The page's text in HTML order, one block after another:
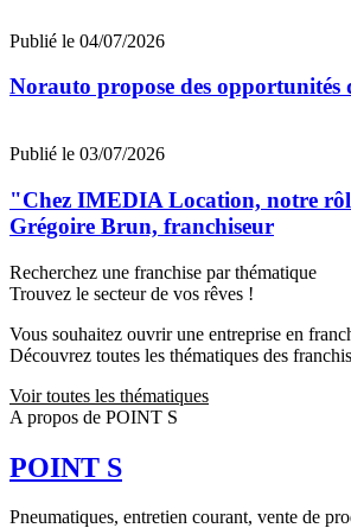
Publié le 04/07/2026
Norauto propose des opportunités
Publié le 03/07/2026
"Chez IMEDIA Location, notre
Grégoire Brun, franchiseur
Recherchez une franchise par thématique
Trouvez le secteur de vos rêves !
Vous souhaitez ouvrir une entreprise en
Découvrez toutes les thématiques des
Voir toutes les thématiques
A propos de POINT S
POINT S
Pneumatiques, entretien courant, vente de